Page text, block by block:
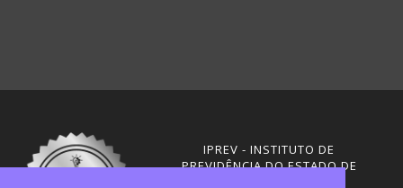
IPREV - INSTITUTO DE
PREVIDÊNCIA DO ESTADO DE